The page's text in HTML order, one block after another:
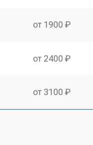
от 1900 ₽
от 2400 ₽
от 3100 ₽